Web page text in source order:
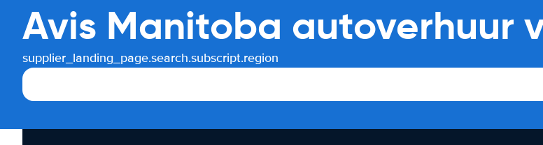
Avis Manitoba autoverhuur
supplier_landing_page.search.subscript.region